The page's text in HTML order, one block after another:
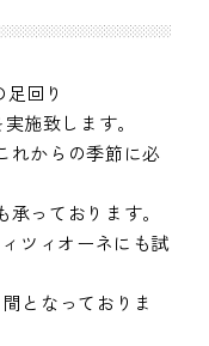
回り
施致します。
れからの季節に必
っております。
ツィオーネにも試
となっておりま